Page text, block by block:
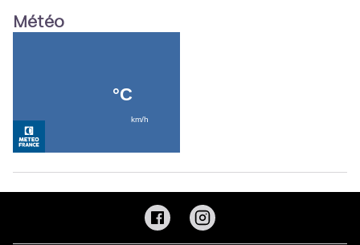
Météo